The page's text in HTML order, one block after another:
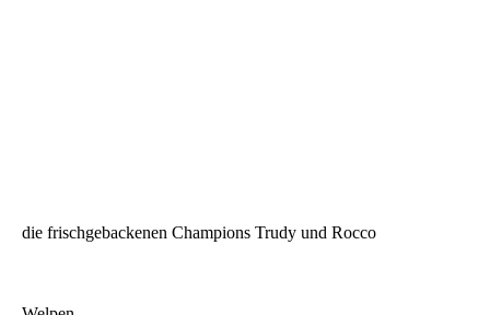
die frischgebackenen Champions Trudy und Rocco